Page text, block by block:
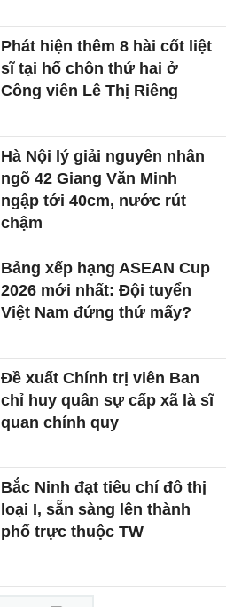
Phát hiện thêm 8 hài cốt liệt
sĩ tại hố chôn thứ hai ở
Công viên Lê Thị Riêng
Hà Nội lý giải nguyên nhân
ngõ 42 Giang Văn Minh
ngập tới 40cm, nước rút
chậm
Bảng xếp hạng ASEAN Cup
2026 mới nhất: Đội tuyển
Việt Nam đứng thứ mấy?
Đề xuất Chính trị viên Ban
chỉ huy quân sự cấp xã là sĩ
quan chính quy
Bắc Ninh đạt tiêu chí đô thị
loại I, sẵn sàng lên thành
phố trực thuộc TW